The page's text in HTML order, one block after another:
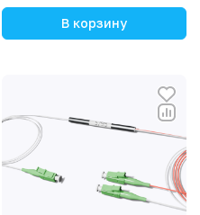
В корзину